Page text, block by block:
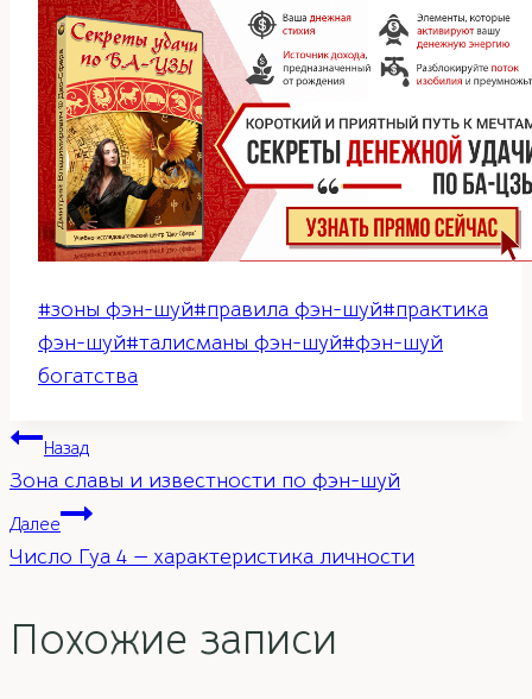
Метки
записи:
#зоны фэн-шуй#правила фэн-шуй#практика
фэн-шуй#талисманы фэн-шуй#фэн-шуй
богатства
Навигация
по
записям
Назад
Зона славы и известности по фэн-шуй
Далее
Число Гуа 4 — характеристика личности
Похожие записи